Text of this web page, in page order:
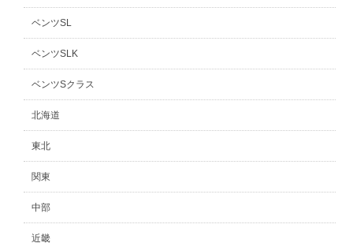
ベンツSL
ベンツSLK
ベンツSクラス
北海道
東北
関東
中部
近畿